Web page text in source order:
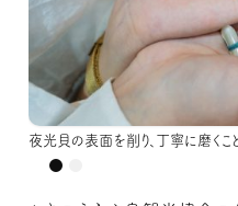
夜光貝の表面を削り、丁寧に磨くこ
夜光貝の表面を削り、丁寧に磨くこ